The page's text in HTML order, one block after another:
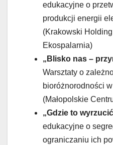
edukacyjne o
produkcji energii
(Krakowski
Ekospalarnia)
„Blisko nas –
Warsztaty o
bioróżnorodności
(Małopolskie
„Gdzie to
edukacyjne o
ograniczaniu ich